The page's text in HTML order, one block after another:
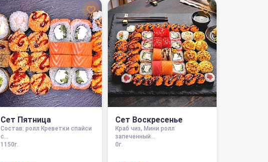
Сет Пятница
Состав: ролл Креветки спайси
с...
1150г.
Сет Воскресенье
Краб чиз, Мини ролл
запеченный...
0г.